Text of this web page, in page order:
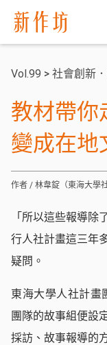
Vol.99 > 社會創新
教材帶你
變成在地
作者 / 林韋錠（東海大學
「所以這些報導
行人社計畫這三年
疑問。
東海大學人社計畫
團隊的故事組便設
採訪、故事報導的